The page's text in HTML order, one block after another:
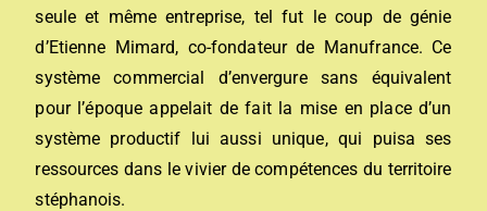
seule et même entreprise, tel fut le coup de génie
d’Etienne Mimard, co-fondateur de Manufrance. Ce
système commercial d’envergure sans équivalent
pour l’époque appelait de fait la mise en place d’un
système productif lui aussi unique, qui puisa ses
ressources dans le vivier de compétences du territoire
stéphanois.